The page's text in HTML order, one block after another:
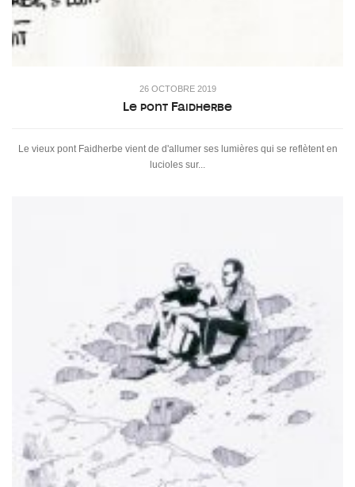
26 OCTOBRE 2019
Le pont Faidherbe
Le vieux pont Faidherbe vient de d'allumer ses lumières qui se reflètent en
lucioles sur...